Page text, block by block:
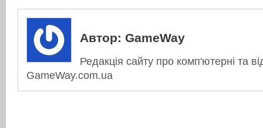
Автор: GameWay
Редакція сайту про комп'ютерні та
GameWay.com.ua